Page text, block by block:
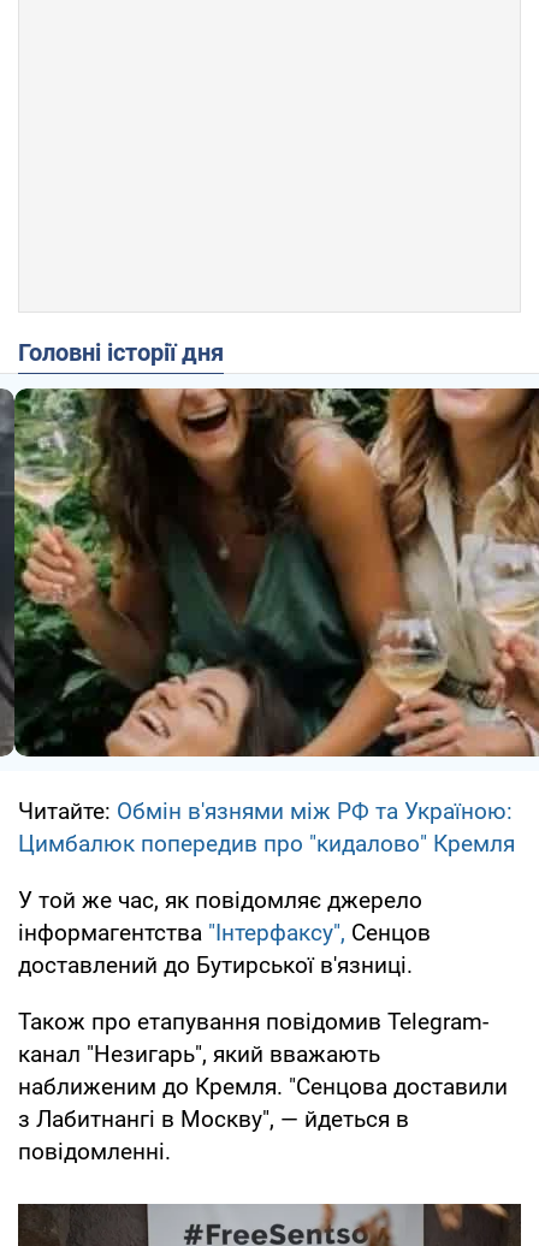
Головні історії дня
Читайте: Обмін в'язнями між РФ та Україною:
Цимбалюк попередив про "кидалово" Кремля
У той же час, як повідомляє джерело
інформагентства "Інтерфаксу", Сенцов
доставлений до Бутирської в'язниці.
Також про етапування повідомив Telegram-
канал "Незигарь", який вважають
наближеним до Кремля. "Сенцова доставили
з Лабитнангі в Москву", — йдеться в
повідомленні.